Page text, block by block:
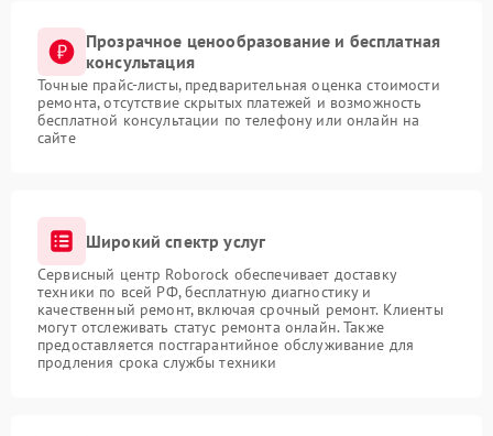
Прозрачное ценообразование и бесплатная
консультация
Точные прайс-листы, предварительная оценка стоимости
ремонта, отсутствие скрытых платежей и возможность
бесплатной консультации по телефону или онлайн на
сайте
Широкий спектр услуг
Сервисный центр Roborock обеспечивает доставку
техники по всей РФ, бесплатную диагностику и
качественный ремонт, включая срочный ремонт. Клиенты
могут отслеживать статус ремонта онлайн. Также
предоставляется постгарантийное обслуживание для
продления срока службы техники